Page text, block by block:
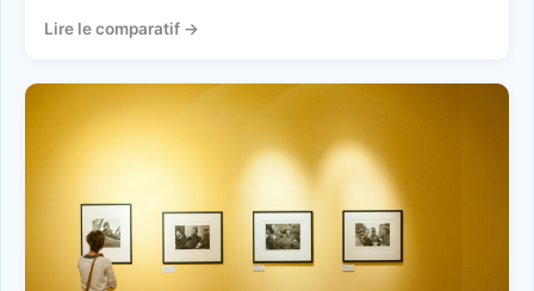
Lire le comparatif →